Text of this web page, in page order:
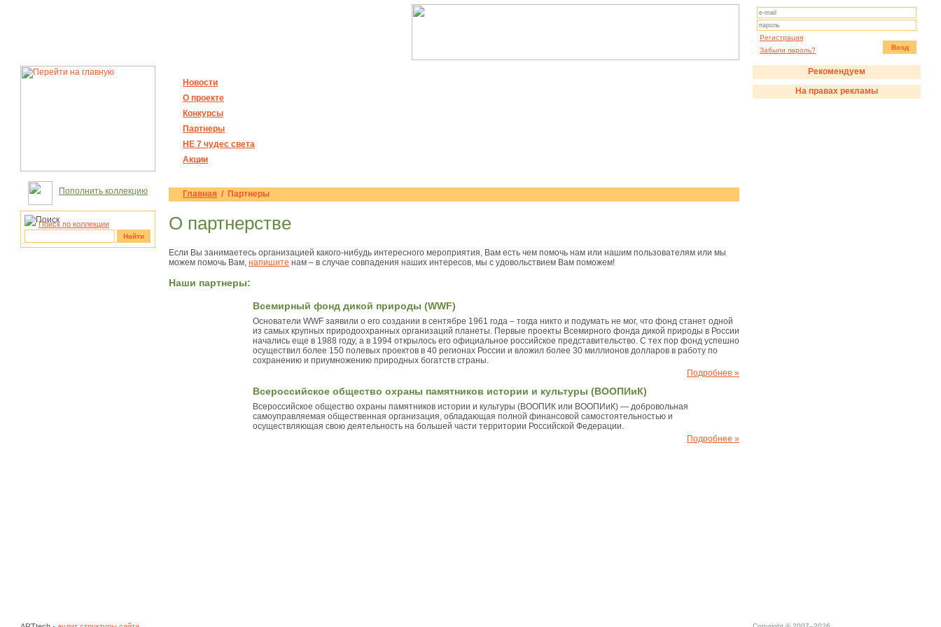
Пополнить коллекцию
Поиск по коллекции
Найти
Новости
О проекте
Конкурсы
Партнеры
НЕ 7 чудес света
Акции
Главная / Партнеры
О партнерстве
Если Вы занимаетесь организацией какого-нибудь интересного мероприятия, Вам есть чем помочь нам или нашим пользователям или мы
можем помочь Вам, напишите нам – в случае совпадения наших интересов, мы с удовольствием Вам поможем!
Наши партнеры:
Всемирный фонд дикой природы (WWF)
Основатели WWF заявили о его создании в сентябре 1961 года – тогда никто и подумать не мог, что фонд станет одной
из самых крупных природоохранных организаций планеты. Первые проекты Всемирного фонда дикой природы в России
начались еще в 1988 году, а в 1994 открылось его официальное российское представительство. С тех пор фонд успешно
осуществил более 150 полевых проектов в 40 регионах России и вложил более 30 миллионов долларов в работу по
сохранению и приумножению природных богатств страны.
Подробнее »
Всероссийское общество охраны памятников истории и культуры (ВООПИиК)
Всероссийское общество охраны памятников истории и культуры (ВООПИК или ВООПИиК) — добровольная
самоуправляемая общественная организация, обладающая полной финансовой самостоятельностью и
осуществляющая свою деятельность на большей части территории Российской Федерации.
Подробнее »
Регистрация
Вход
Забыли пароль?
Рекомендуем
На правах рекламы